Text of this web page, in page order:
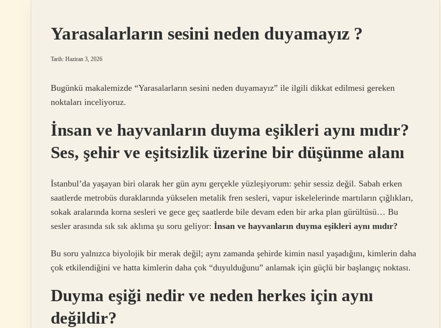
Yarasalarların sesini neden duyamayız ?
Tarih: Haziran 3, 2026
Bugünkü makalemizde “Yarasalarların sesini neden duyamayız” ile ilgili dikkat edilmesi gereken
noktaları inceliyoruz.
İnsan ve hayvanların duyma eşikleri aynı mıdır?
Ses, şehir ve eşitsizlik üzerine bir düşünme alanı
İstanbul’da yaşayan biri olarak her gün aynı gerçekle yüzleşiyorum: şehir sessiz değil. Sabah erken
saatlerde metrobüs duraklarında yükselen metalik fren sesleri, vapur iskelelerinde martıların çığlıkları,
sokak aralarında korna sesleri ve gece geç saatlerde bile devam eden bir arka plan gürültüsü… Bu
sesler arasında sık sık aklıma şu soru geliyor: İnsan ve hayvanların duyma eşikleri aynı mıdır?
Bu soru yalnızca biyolojik bir merak değil; aynı zamanda şehirde kimin nasıl yaşadığını, kimlerin daha
çok etkilendiğini ve hatta kimlerin daha çok “duyulduğunu” anlamak için güçlü bir başlangıç noktası.
Duyma eşiği nedir ve neden herkes için aynı
değildir?